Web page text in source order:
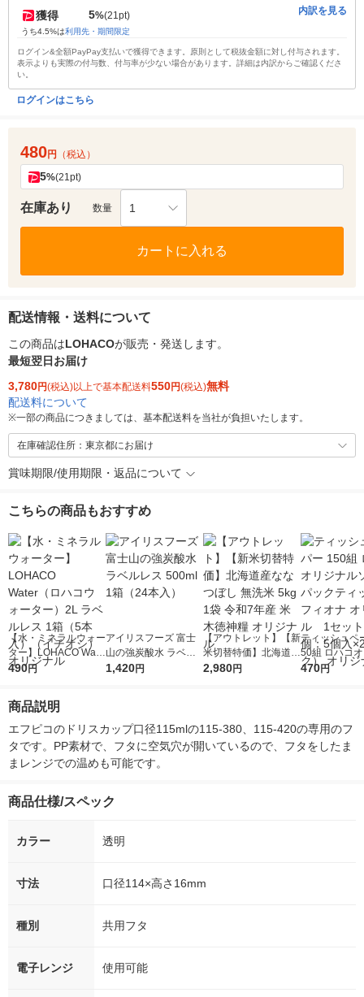
獲得 5%(21pt)
うち4.5%は利用先・期間限定
内訳を見る
ログイン&全額PayPay支払いで獲得できます。原則として税抜金額に対し付与されます。
表示よりも実際の付与数、付与率が少ない場合があります。詳細は内訳からご確認くださ
い。
ログインはこちら
480円 （税込）
5%(21pt)
在庫あり 数量 1
カートに入れる
配送情報・送料について
この商品はLOHACOが販売・発送します。
最短翌日お届け
3,780円(税込)以上で基本配送料550円(税込)無料
配送料について
※一部の商品につきましては、基本配送料を当社が負担いたします。
在庫確認住所：東京都にお届け
賞味期限/使用期限・返品について
こちらの商品もおすすめ
【水・ミネラルウォー
ター】LOHACO Wate
r（ロハコウォータ
シ） オリジナル
490円
アイリスフーズ 富士
山の強炭酸水 ラベル
レス 500ml 1箱（24
1,420円
【アウトレット】【新
米切替特価】北海道産
ななつぼし 無洗米 5k
2,980円
ティッシュペ
50組 ロハコ
ルソフトパッ
オリジナル
470円
商品説明
エフピコのドリスカップ口径115mlの115-380、115-420の専用のフ
タです。PP素材で、フタに空気穴が開いているので、フタをしたま
まレンジでの温めも可能です。
商品仕様/スペック
カラー 透明
寸法 口径114×高さ16mm
種別 共用フタ
電子レンジ 使用可能